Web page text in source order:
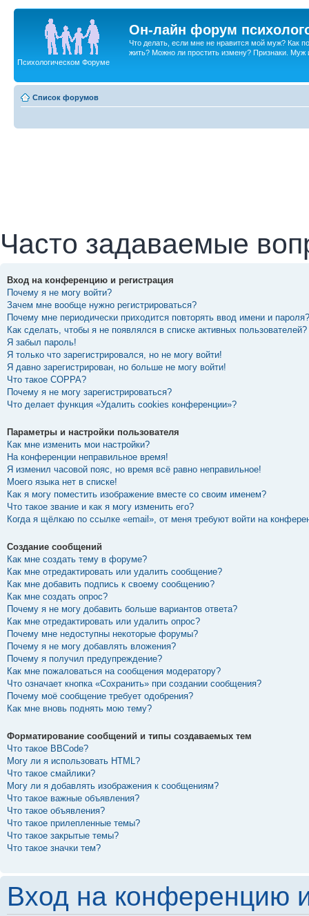
Он-лайн форум
Что делать, если мне не нравится мой муж? Как
жить? Можно ли простить измену? Признаки. Муж
Психологическом Форуме
Список форумов
Часто задаваемые
Вход на конференцию и регистрация
Почему я не могу войти?
Зачем мне вообще нужно регистрироваться?
Почему мне периодически приходится повторять ввод имени и пароля?
Как сделать, чтобы я не появлялся в списке активных пользователей?
Я забыл пароль!
Я только что зарегистрировался, но не могу войти!
Я давно зарегистрирован, но больше не могу войти!
Что такое COPPA?
Почему я не могу зарегистрироваться?
Что делает функция «Удалить cookies конференции»?
Параметры и настройки пользователя
Как мне изменить мои настройки?
На конференции неправильное время!
Я изменил часовой пояс, но время всё равно неправильное!
Моего языка нет в списке!
Как я могу поместить изображение вместе со своим именем?
Что такое звание и как я могу изменить его?
Когда я щёлкаю по ссылке «email», от меня требуют войти на
Создание сообщений
Как мне создать тему в форуме?
Как мне отредактировать или удалить сообщение?
Как мне добавить подпись к своему сообщению?
Как мне создать опрос?
Почему я не могу добавить больше вариантов ответа?
Как мне отредактировать или удалить опрос?
Почему мне недоступны некоторые форумы?
Почему я не могу добавлять вложения?
Почему я получил предупреждение?
Как мне пожаловаться на сообщения модератору?
Что означает кнопка «Сохранить» при создании сообщения?
Почему моё сообщение требует одобрения?
Как мне вновь поднять мою тему?
Форматирование сообщений и типы создаваемых тем
Что такое BBCode?
Могу ли я использовать HTML?
Что такое смайлики?
Могу ли я добавлять изображения к сообщениям?
Что такое важные объявления?
Что такое объявления?
Что такое прилепленные темы?
Что такое закрытые темы?
Что такое значки тем?
Вход на конференцию